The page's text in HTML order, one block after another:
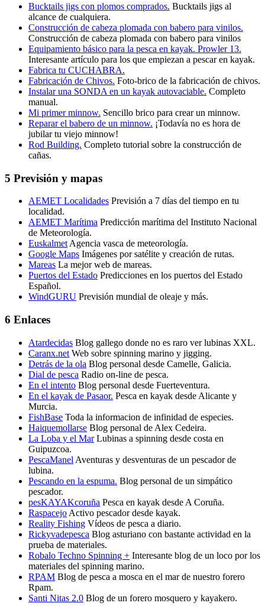
Bucktails jigs con plomos comprados. Bucktails jigs al
alcance de cualquiera.
Construcción de cabeza plomada con babero para vinilos.
Construcción de cabeza plomada con babero para vinilos
Equipamiento básico para la pesca en kayak. Prowler 13.
Interesante artículo para los que empiezan a pescar en kayak.
Fabrica tu CUCHABRA.
Fabricación de Chivos. Foto-brico de la fabricación de chivos.
Instalar una SONDA en un kayak autovaciable. Completo
manual.
Mi primer minnow. Sencillo brico para crear un minnow.
Reparar el babero de un minnow. ¡Todavía no es hora de
jubilar tu viejo minnow!
Rod Building. Completo tutorial sobre la construcción de
cañas.
5 Previsión y mapas
AEMET Localidades Previsión a 7 días del tiempo en tu
localidad.
AEMET Marítima Predicción marítima del Instituto Nacional
de Meteorología.
Euskalmet Agencia vasca de meteorología.
Google Maps Imágenes por satélite y creación de rutas.
Mareas La mejor web de mareas.
Puertos del Estado Predicciones en los puertos del Estado
Español.
WindGURU Previsión mundial de oleaje y más.
6 Enlaces
Atardecidas Blog gallego donde no es raro ver lubinas XXL.
Caranx.net Web sobre spinning marino y jigging.
Detrás de la ola Blog personal desde Camelle, Galicia.
Dial de pesca Radio on-line de pesca.
En el intento Blog personal desde Fuerteventura.
En el kayak de Pasaor. Pesca en kayak desde Alicante y
Murcia.
FishBase Toda la informacion de infinidad de especies.
Haiquemollarse Blog personal de Alex Cedeira.
La Loba y el MarLubinas a spinning desde costa en
Guipuzcoa.
PescaManel Aventuras y desventuras de un pescador de
lubina.
Pescando en la espuma. Blog personal de un simpático
pescador.
pesKAYAKcoruña Pesca en kayak desde A Coruña.
Raspacejo Activo pescador desde kayak.
Reality Fishing Vídeos de pesca a diario.
Rickyvadepesca Blog asturiano con bastante actividad en la
prueba de materiales.
Robalo Techno Spinning + Interesante blog de un loco por los
materiales del spinning marino.
RPAM Blog de pesca a mosca en el mar de nuestro forero
Rpam.
Santi Nitas 2.0 Blog de un forero mosquero y kayakero.